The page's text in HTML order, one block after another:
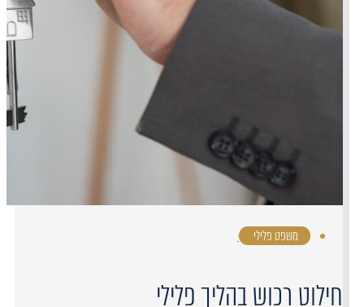
משפט פלילי ·
חילוט רכוש בהליך פלילי